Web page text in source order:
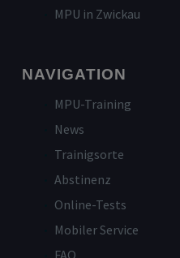
MPU in Zwickau
NAVIGATION
MPU-Training
News
Trainigsorte
Abstinenz
Online-Tests
Mobiler Service